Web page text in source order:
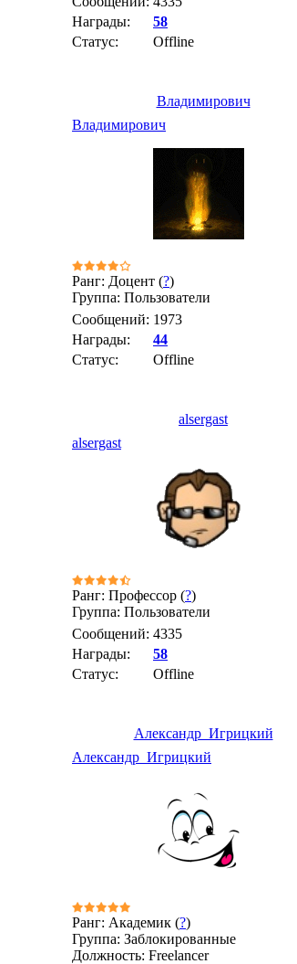
Награды:
58
Статус:
Offline
Владимирович
Владимирович
Ранг: Доцент (?)
Группа: Пользователи
Сообщений: 1973
Награды:
44
Статус:
Offline
alsergast
alsergast
Ранг: Профессор (?)
Группа: Пользователи
Сообщений: 4335
Награды:
58
Статус:
Offline
Александр_Игрицкий
Александр_Игрицкий
Ранг: Академик (?)
Группа: Заблокированные
Должность: Freelancer